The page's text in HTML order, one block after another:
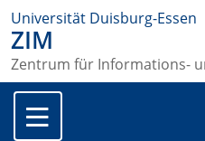
Universität Duisburg-Essen
ZIM
Zentrum für Informations-